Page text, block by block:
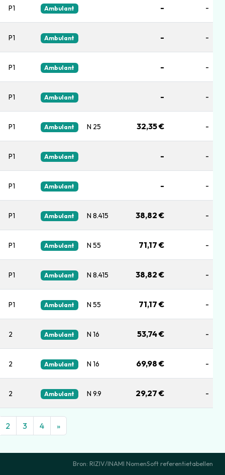
P1 Ambulant - -
P1 Ambulant - -
P1 Ambulant - -
P1 Ambulant - -
P1 Ambulant N 25 32,35 € -
P1 Ambulant - -
P1 Ambulant - -
P1 Ambulant N 8.415 38,82 € -
P1 Ambulant N 55 71,17 € -
P1 Ambulant N 8.415 38,82 € -
P1 Ambulant N 55 71,17 € -
2 Ambulant N 16 53,74 € -
2 Ambulant N 16 69,98 € -
2 Ambulant N 9.9 29,27 € -
2 3 4 »
Bron: RIZIV/INAMI NomenSoft referentietabellen